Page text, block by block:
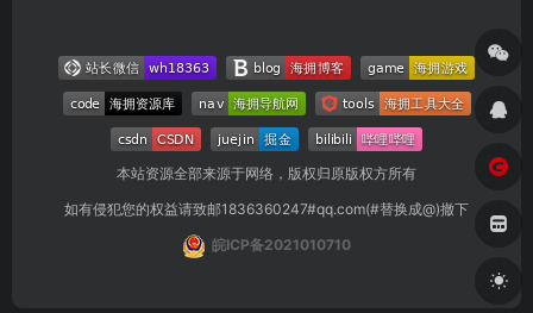
本站资源全部来源于网络，版权归原版权方所有
如有侵犯您的权益请致邮1836360247#qq.com(#替换成@)撤下
皖ICP备2021010710